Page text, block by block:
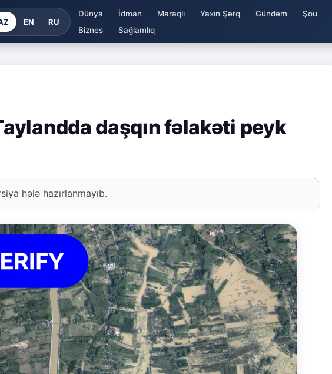
EN RU
Dünya İdman Maraqlı Yaxın Şərq Gündəm Şou
Biznes
Sağlamlıq
daşqın fəlakəti peyk
hələ hazırlanmayıb.